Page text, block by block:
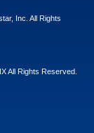
Inc. All Rights
All Rights Reserved.